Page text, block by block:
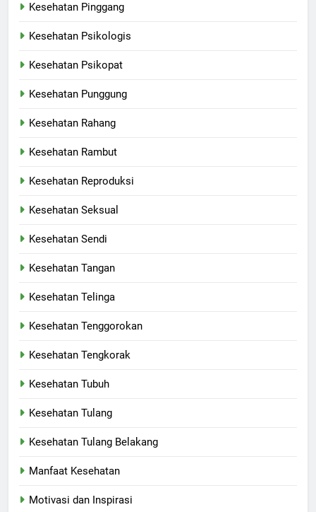
Kesehatan Pinggang
Kesehatan Psikologis
Kesehatan Psikopat
Kesehatan Punggung
Kesehatan Rahang
Kesehatan Rambut
Kesehatan Reproduksi
Kesehatan Seksual
Kesehatan Sendi
Kesehatan Tangan
Kesehatan Telinga
Kesehatan Tenggorokan
Kesehatan Tengkorak
Kesehatan Tubuh
Kesehatan Tulang
Kesehatan Tulang Belakang
Manfaat Kesehatan
Motivasi dan Inspirasi